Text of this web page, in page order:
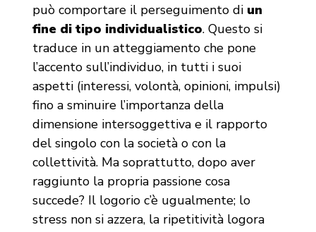
può comportare il perseguimento di un
fine di tipo individualistico. Questo si
traduce in un atteggiamento che pone
l’accento sull’individuo, in tutti i suoi
aspetti (interessi, volontà, opinioni, impulsi)
fino a sminuire l’importanza della
dimensione intersoggettiva e il rapporto
del singolo con la società o con la
collettività. Ma soprattutto, dopo aver
raggiunto la propria passione cosa
succede? Il logorio c’è ugualmente; lo
stress non si azzera, la ripetitività logora